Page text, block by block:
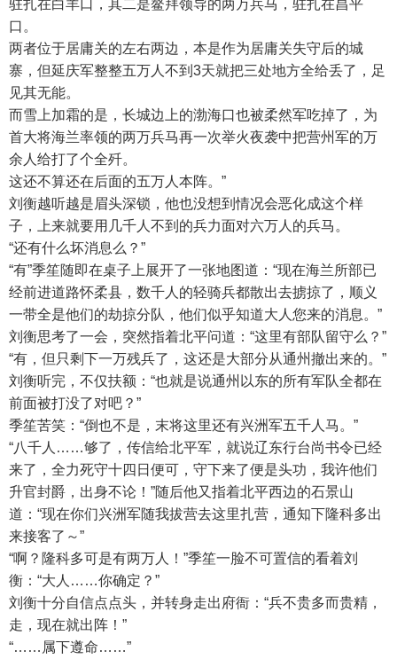
驻扎在白羊口，其二是鳌拜领导的两万兵马，驻扎在昌平
口。
两者位于居庸关的左右两边，本是作为居庸关失守后的城
寨，但延庆军整整五万人不到3天就把三处地方全给丢了，足
见其无能。
而雪上加霜的是，长城边上的渤海口也被柔然军吃掉了，为
首大将海兰率领的两万兵马再一次举火夜袭中把营州军的万
余人给打了个全歼。
这还不算还在后面的五万人本阵。”
刘衡越听越是眉头深锁，他也没想到情况会恶化成这个样
子，上来就要用几千人不到的兵力面对六万人的兵马。
“还有什么坏消息么？”
“有”季笙随即在桌子上展开了一张地图道：“现在海兰所部已
经前进道路怀柔县，数千人的轻骑兵都散出去掳掠了，顺义
一带全是他们的劫掠分队，他们似乎知道大人您来的消息。”
刘衡思考了一会，突然指着北平问道：“这里有部队留守么？”
“有，但只剩下一万残兵了，这还是大部分从通州撤出来的。”
刘衡听完，不仅扶额：“也就是说通州以东的所有军队全都在
前面被打没了对吧？”
季笙苦笑：“倒也不是，末将这里还有兴洲军五千人马。”
“八千人……够了，传信给北平军，就说辽东行台尚书令已经
来了，全力死守十四日便可，守下来了便是头功，我许他们
升官封爵，出身不论！”随后他又指着北平西边的石景山
道：“现在你们兴洲军随我拔营去这里扎营，通知下隆科多出
来接客了～”
“啊？隆科多可是有两万人！”季笙一脸不可置信的看着刘
衡：“大人……你确定？”
刘衡十分自信点点头，并转身走出府衙：“兵不贵多而贵精，
走，现在就出阵！”
“……属下遵命……”